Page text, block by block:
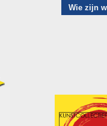
Wie zijn